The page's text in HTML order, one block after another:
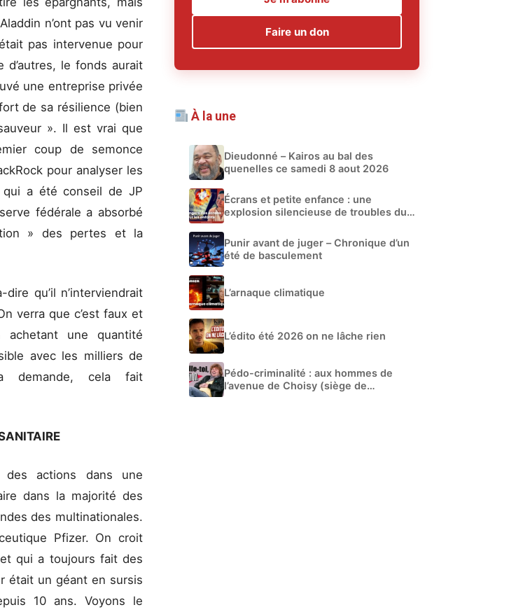
n’ont pas vu venir
pas intervenue pour
d’autres, le fonds aurait
une entreprise privée
de sa résilience (bien
». Il est vrai que
coup de semonce
pour analyser les
qui a été conseil de JP
fédérale a absorbé
» des pertes et la
qu’il n’interviendrait
verra que c’est faux et
achetant une quantité
avec les milliers de
demande, cela fait
des actions dans une
dans la majorité des
des multinationales.
Pfizer. On croit
qui a toujours fait des
était un géant en sursis
10 ans. Voyons le
Faire un don
À la une
Dieudonné – Kairos au bal des
quenelles ce samedi 8 aout 2026
Écrans et petite enfance : une
explosion silencieuse de troubles du
Punir avant de juger – Chronique d’un
été de basculement
L’arnaque climatique
L’édito été 2026 on ne lâche rien
Pédo-criminalité : aux hommes de
l’avenue de Choisy (siège de